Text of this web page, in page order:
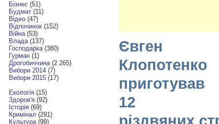
Бізнес (51)
Будмат(11)
Відео(47)
Відпочинок(152)
Війна(53)
Влада(137)
Господарка(380)
Гурман(1)
Дрогобиччина(2 265)
Вибори 2014(7)
Вибори 2015(17)
Екологія(15)
Здоров'я(92)
Історія(69)
Кримінал (291)
Культура(99)
Євген
Клопотенко
приготував
12
різдвяних